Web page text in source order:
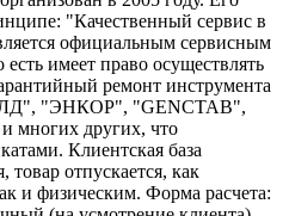
"Качественный сервис в
официальным сервисным
есть имеет право осуществлять
ремонт инструмента
"ЭНКОР", "GENCTAB",
многих других, что
Клиентская база
товар отпускается, как
и физическим. Форма расчета: